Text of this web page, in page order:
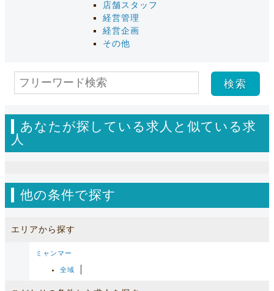
店舗スタッフ
経営管理
経営企画
その他
あなたが探している求人と似ている求
人
他の条件で探す
エリアから探す
ミャンマー
全域